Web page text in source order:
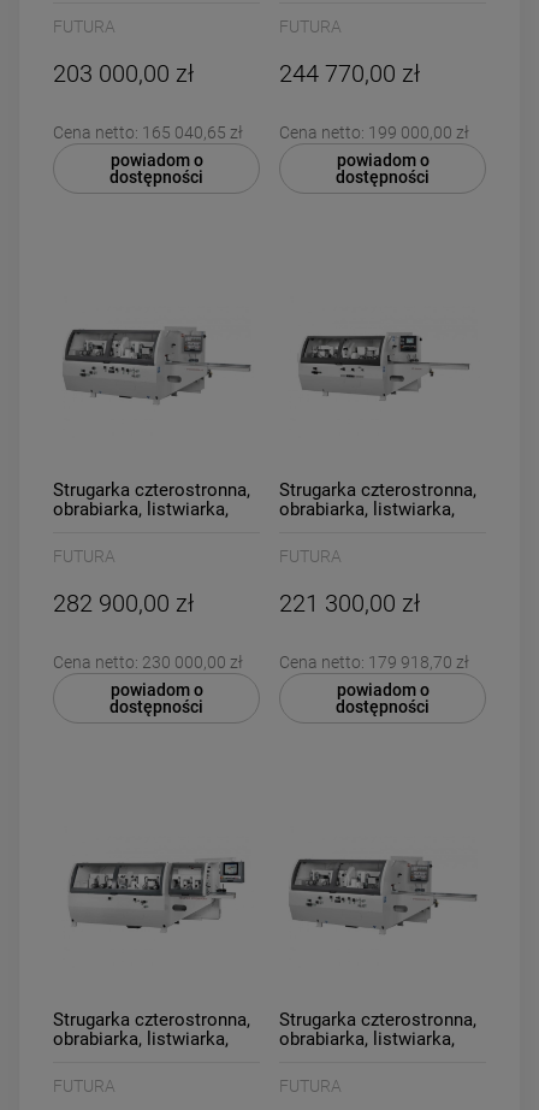
głowicowa Futura P.MAX
4+Uniwersalna
FUTURA
203 000,00 zł
Cena netto: 165 040,65 zł
powiadom o
dostępności
głowicowa Futura
PROGRAM 4+2 Dolna
FUTURA
244 770,00 zł
Cena netto: 199 000,00 zł
powiadom o
dostępności
Strugarka czterostronna,
obrabiarka, listwiarka,
głowicowa Futura
PROGRAM
FUTURA
282 900,00 zł
Cena netto: 230 000,00 zł
powiadom o
dostępności
Strugarka czterostronna,
obrabiarka, listwiarka,
głowicowa Futura P.MAX
4+2 Dolna+Uniwersalna
FUTURA
221 300,00 zł
Cena netto: 179 918,70 zł
powiadom o
dostępności
Strugarka czterostronna,
obrabiarka, listwiarka,
głowicowa Futura SUPER
PROGRAM 4+2 GÓRNA+2
FUTURA
Strugarka czterostronna,
obrabiarka, listwiarka,
głowicowa Futura
PROGRAM 4+2 GÓRNA+2
FUTURA